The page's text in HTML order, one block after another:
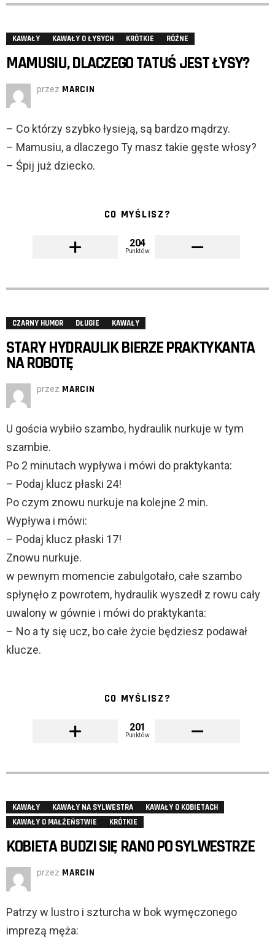
KAWAŁY KAWAŁY O ŁYSYCH KRÓTKIE RÓŻNE
MAMUSIU, DLACZEGO TATUŚ JEST ŁYSY?
przez MARCIN
– Co którzy szybko łysieją, są bardzo mądrzy.
– Mamusiu, a dlaczego Ty masz takie gęste włosy?
– Śpij już dziecko.
CO MYŚLISZ?
204
Punktów
CZARNY HUMOR DŁUGIE KAWAŁY
STARY HYDRAULIK BIERZE PRAKTYKANTA
NA ROBOTĘ
przez MARCIN
U gościa wybiło szambo, hydraulik nurkuje w tym
szambie.
Po 2 minutach wypływa i mówi do praktykanta:
– Podaj klucz płaski 24!
Po czym znowu nurkuje na kolejne 2 min.
Wypływa i mówi:
– Podaj klucz płaski 17!
Znowu nurkuje.
w pewnym momencie zabulgotało, całe szambo
spłynęło z powrotem, hydraulik wyszedł z rowu cały
uwalony w gównie i mówi do praktykanta:
– No a ty się ucz, bo całe życie będziesz podawał
klucze.
CO MYŚLISZ?
201
Punktów
KAWAŁY KAWAŁY NA SYLWESTRA
KAWAŁY O KOBIETACH
KAWAŁY O MAŁŻEŃSTWIE
KRÓTKIE
KOBIETA BUDZI SIĘ RANO PO SYLWESTRZE
przez MARCIN
Patrzy w lustro i szturcha w bok wymęczonego
imprezą męża: